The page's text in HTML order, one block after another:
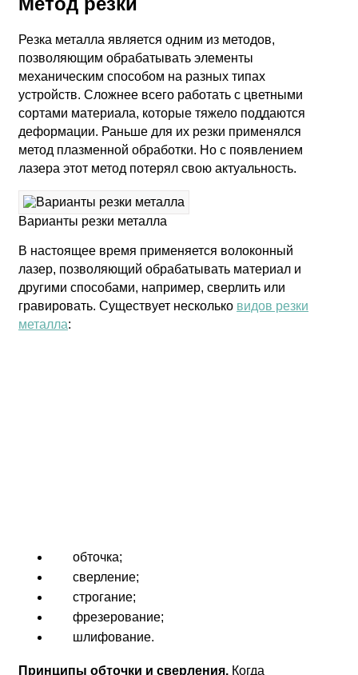
Резка металла является одним из методов,
позволяющим обрабатывать элементы
механическим способом на разных типах
устройств. Сложнее всего работать с цветными
сортами материала, которые тяжело поддаются
деформации. Раньше для их резки применялся
метод плазменной обработки. Но с появлением
лазера этот метод потерял свою актуальность.
Варианты резки металла
В настоящее время применяется волоконный
лазер, позволяющий обрабатывать материал и
другими способами, например, сверлить или
гравировать. Существует несколько видов резки
металла:
обточка;
сверление;
строгание;
фрезерование;
шлифование.
Принципы обточки и сверления. Когда